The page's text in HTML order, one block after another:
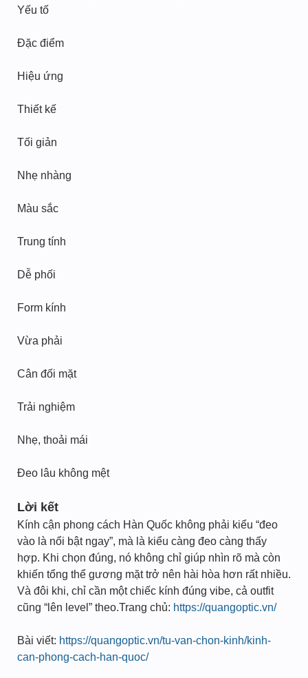
Yếu tố
Đặc điểm
Hiệu ứng
Thiết kế
Tối giản
Nhẹ nhàng
Màu sắc
Trung tính
Dễ phối
Form kính
Vừa phải
Cân đối mặt
Trải nghiệm
Nhẹ, thoải mái
Đeo lâu không mệt
Lời kết
Kính cận phong cách Hàn Quốc không phải kiểu “đeo
vào là nổi bật ngay”, mà là kiểu càng đeo càng thấy
hợp. Khi chọn đúng, nó không chỉ giúp nhìn rõ mà còn
khiến tổng thể gương mặt trở nên hài hòa hơn rất nhiều.
Và đôi khi, chỉ cần một chiếc kính đúng vibe, cả outfit
cũng “lên level” theo.Trang chủ: https://quangoptic.vn/
Bài viết: https://quangoptic.vn/tu-van-chon-kinh/kinh-
can-phong-cach-han-quoc/